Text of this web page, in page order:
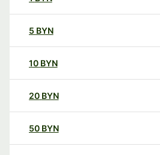
5 BYN
10 BYN
20 BYN
50 BYN